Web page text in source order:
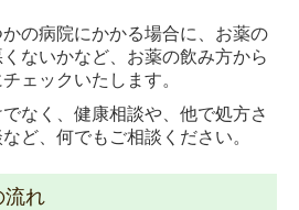
の病院にかかる場合に、お薬の
ないかなど、お薬の飲み方から
ェックいたします。
なく、健康相談や、他で処方さ
ど、何でもご相談ください。
流れ